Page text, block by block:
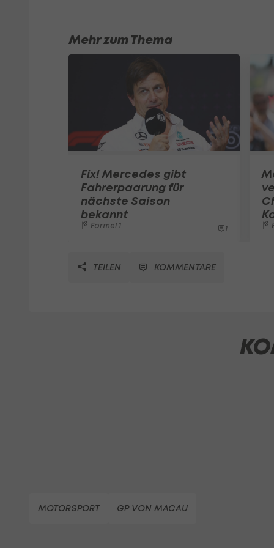
Mehr zum Thema
Fix! Mercedes gibt
Fahrerpaarung für
nächste Saison
bekannt
Formel 1 1
TEILEN KOMMENTARE
MOTORSPORT GP VON MACAU